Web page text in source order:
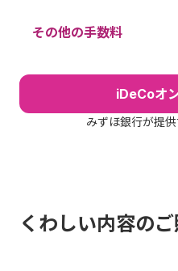
その他の手数料
iDeCoオ
みずほ銀行が提供
くわしい内容の